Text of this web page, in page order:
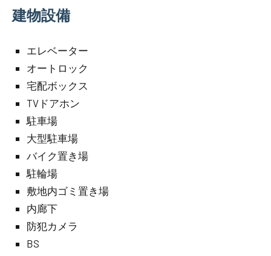
建物設備
エレベーター
オートロック
宅配ボックス
TVドアホン
駐車場
大型駐車場
バイク置き場
駐輪場
敷地内ゴミ置き場
内廊下
防犯カメラ
BS